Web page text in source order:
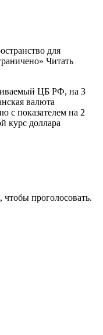
для
Читать
ЦБ РФ, на 3
валюта
с показателем на 2
курс доллара
чтобы проголосовать.